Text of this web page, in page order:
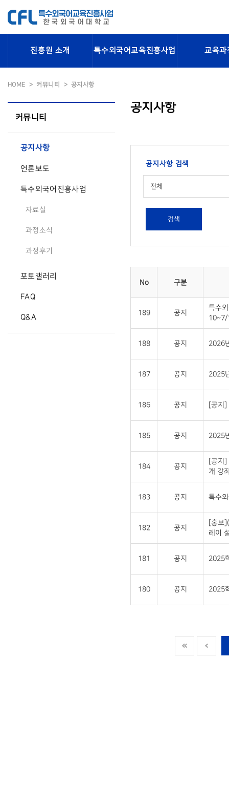
진흥원 소개 특수외국어교육진흥사업 교육과
HOME 커뮤니티 공지사항
커뮤니티
공지사항
언론보도
특수외국어진흥사업
자료실
과정소식
과정후기
포토갤러리
FAQ
Q&A
공지사항
공지사항 검색
전체
검색
No 구분
189 공지
특수
10~7/
188 공지 2026
187 공지 2025
186 공지 [공지]
185 공지 2025
184 공지
[공지]
개 강
183 공지 특수
182 공지
[홍보
레이
181 공지 2025
180 공지 2025